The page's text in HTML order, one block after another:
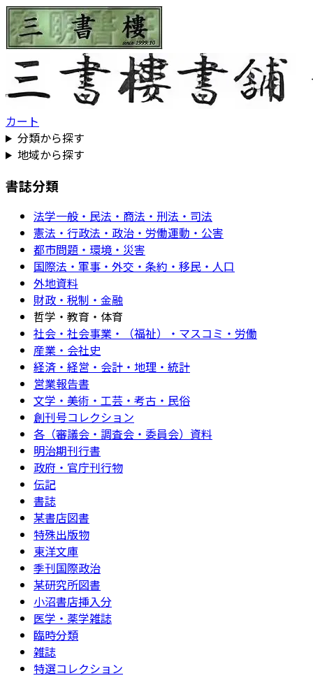
カート
分類から探す
地域から探す
書誌分類
法学一般・民法・商法・刑法・司法
憲法・行政法・政治・労働運動・公害
都市問題・環境・災害
国際法・軍事・外交・条約・移民・人口
外地資料
財政・税制・金融
哲学・教育・体育
社会・社会事業・（福祉）・マスコミ・労働
産業・会社史
経済・経営・会計・地理・統計
営業報告書
文学・美術・工芸・考古・民俗
創刊号コレクション
各（審議会・調査会・委員会）資料
明治期刊行書
政府・官庁刊行物
伝記
書誌
某書店図書
特殊出版物
東洋文庫
季刊国際政治
某研究所図書
小沼書店挿入分
医学・薬学雑誌
臨時分類
雑誌
特選コレクション